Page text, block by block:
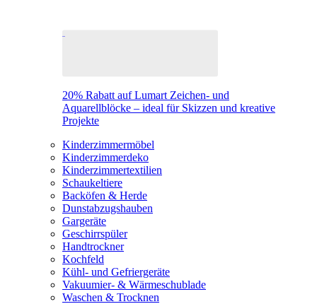
20% Rabatt auf Lumart Zeichen- und
Aquarellblöcke – ideal für Skizzen und kreative
Projekte
Kinderzimmermöbel
Kinderzimmerdeko
Kinderzimmertextilien
Schaukeltiere
Backöfen & Herde
Dunstabzugshauben
Gargeräte
Geschirrspüler
Handtrockner
Kochfeld
Kühl- und Gefriergeräte
Vakuumier- & Wärmeschublade
Waschen & Trocknen